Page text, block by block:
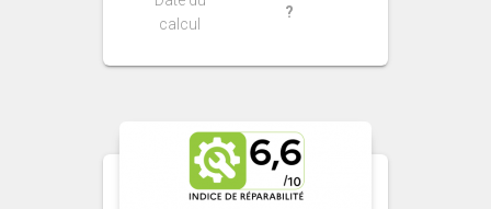
calcul
?